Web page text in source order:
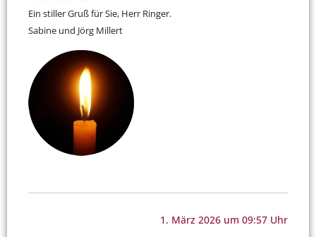
Ein stiller Gruß für Sie, Herr Ringer.
Sabine und Jörg Millert
1. März 2026 um 09:57 Uhr